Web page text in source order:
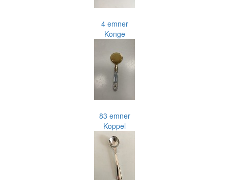
4 emner
Konge
83 emner
Koppel